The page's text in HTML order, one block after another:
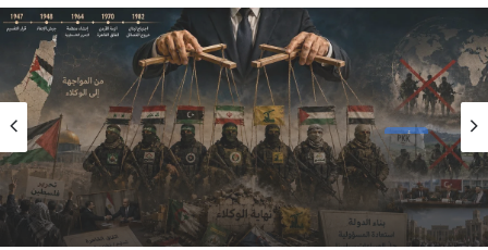
رأي
2026/08/06
سقوطُ “الأذرُع”: هل انتهى زمنُ الوكلاء؟